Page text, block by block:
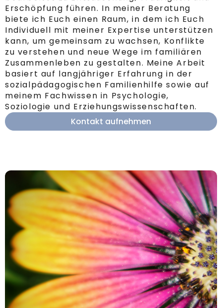
Erschöpfung führen. In meiner Beratung
biete ich Euch einen Raum, in dem ich Euch
Individuell mit meiner Expertise unterstützen
kann, um gemeinsam zu wachsen, Konflikte
zu verstehen und neue Wege im familiären
Zusammenleben zu gestalten. Meine Arbeit
basiert auf langjähriger Erfahrung in der
sozialpädagogischen Familienhilfe sowie auf
meinem Fachwissen in Psychologie,
Soziologie und Erziehungswissenschaften.
Kontakt aufnehmen